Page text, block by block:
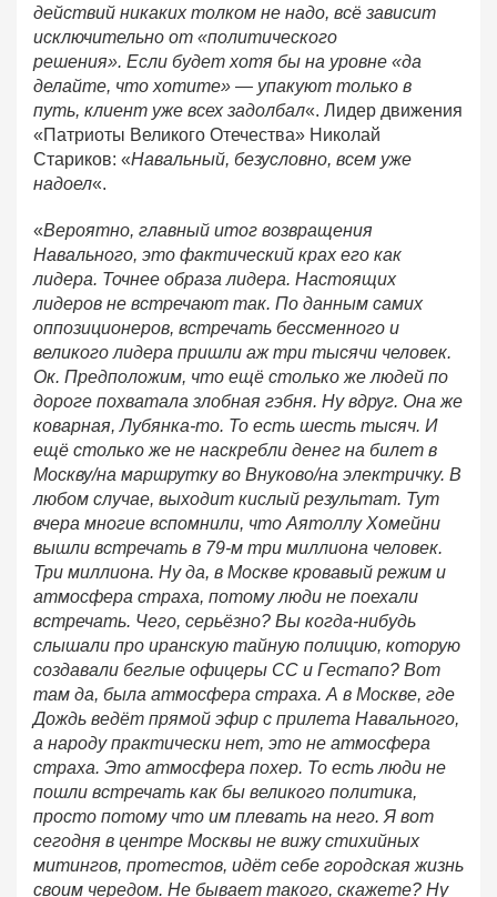
действий никаких толком не надо, всё зависит
исключительно от «политического
решения». Если будет хотя бы на уровне «да
делайте, что хотите» — упакуют только в
путь, клиент уже всех задолбал«. Лидер движения
«Патриоты Великого Отечества» Николай
Стариков: «Навальный, безусловно, всем уже
надоел«.
«Вероятно, главный итог возвращения
Навального, это фактический крах его как
лидера. Точнее образа лидера. Настоящих
лидеров не встречают так. По данным самих
оппозиционеров, встречать бессменного и
великого лидера пришли аж три тысячи человек.
Ок. Предположим, что ещё столько же людей по
дороге похватала злобная гэбня. Ну вдруг. Она же
коварная, Лубянка-то. То есть шесть тысяч. И
ещё столько же не наскребли денег на билет в
Москву/на маршрутку во Внуково/на электричку. В
любом случае, выходит кислый результат. Тут
вчера многие вспомнили, что Аятоллу Хомейни
вышли встречать в 79-м три миллиона человек.
Три миллиона. Ну да, в Москве кровавый режим и
атмосфера страха, потому люди не поехали
встречать. Чего, серьёзно? Вы когда-нибудь
слышали про иранскую тайную полицию, которую
создавали беглые офицеры СС и Гестапо? Вот
там да, была атмосфера страха. А в Москве, где
Дождь ведёт прямой эфир с прилета Навального,
а народу практически нет, это не атмосфера
страха. Это атмосфера похер. То есть люди не
пошли встречать как бы великого политика,
просто потому что им плевать на него. Я вот
сегодня в центре Москвы не вижу стихийных
митингов, протестов, идёт себе городская жизнь
своим чередом. Не бывает такого, скажете? Ну